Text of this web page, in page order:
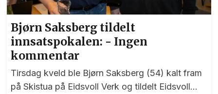
Bjørn Saksberg tildelt
innsatspokalen: - Ingen
kommentar
Tirsdag kveld ble Bjørn Saksberg (54) kalt fram
på Skistua på Eidsvoll Verk og tildelt Eidsvoll